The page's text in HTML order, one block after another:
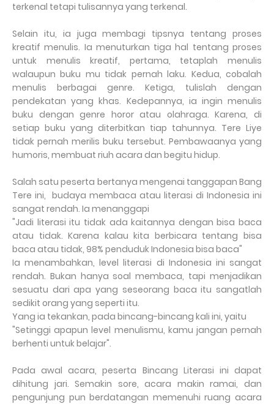
terkenal tetapi tulisannya yang terkenal.
Selain itu, ia juga membagi tipsnya tentang proses
kreatif menulis. Ia menuturkan tiga hal tentang proses
untuk menulis kreatif, pertama, tetaplah menulis
walaupun buku mu tidak pernah laku. Kedua, cobalah
menulis berbagai genre. Ketiga, tulislah dengan
pendekatan yang khas. Kedepannya, ia ingin menulis
buku dengan genre horor atau olahraga. Karena, di
setiap buku yang diterbitkan tiap tahunnya. Tere Liye
tidak pernah merilis buku tersebut. Pembawaanya yang
humoris, membuat riuh acara dan begitu hidup.
Salah satu peserta bertanya mengenai tanggapan Bang
Tere ini, budaya membaca atau literasi di Indonesia ini
sangat rendah. Ia menanggapi
"Jadi literasi itu tidak ada kaitannya dengan bisa baca
atau tidak. Karena kalau kita berbicara tentang bisa
baca atau tidak, 98% penduduk Indonesia bisa baca"
Ia menambahkan, level literasi di Indonesia ini sangat
rendah. Bukan hanya soal membaca, tapi menjadikan
sesuatu dari apa yang seseorang baca itu sangatlah
sedikit orang yang seperti itu.
Yang ia tekankan, pada bincang-bincang kali ini, yaitu
"Setinggi apapun level menulismu, kamu jangan pernah
berhenti untuk belajar".
Pada awal acara, peserta Bincang Literasi ini dapat
dihitung jari. Semakin sore, acara makin ramai, dan
pengunjung pun berdatangan memenuhi ruang acara